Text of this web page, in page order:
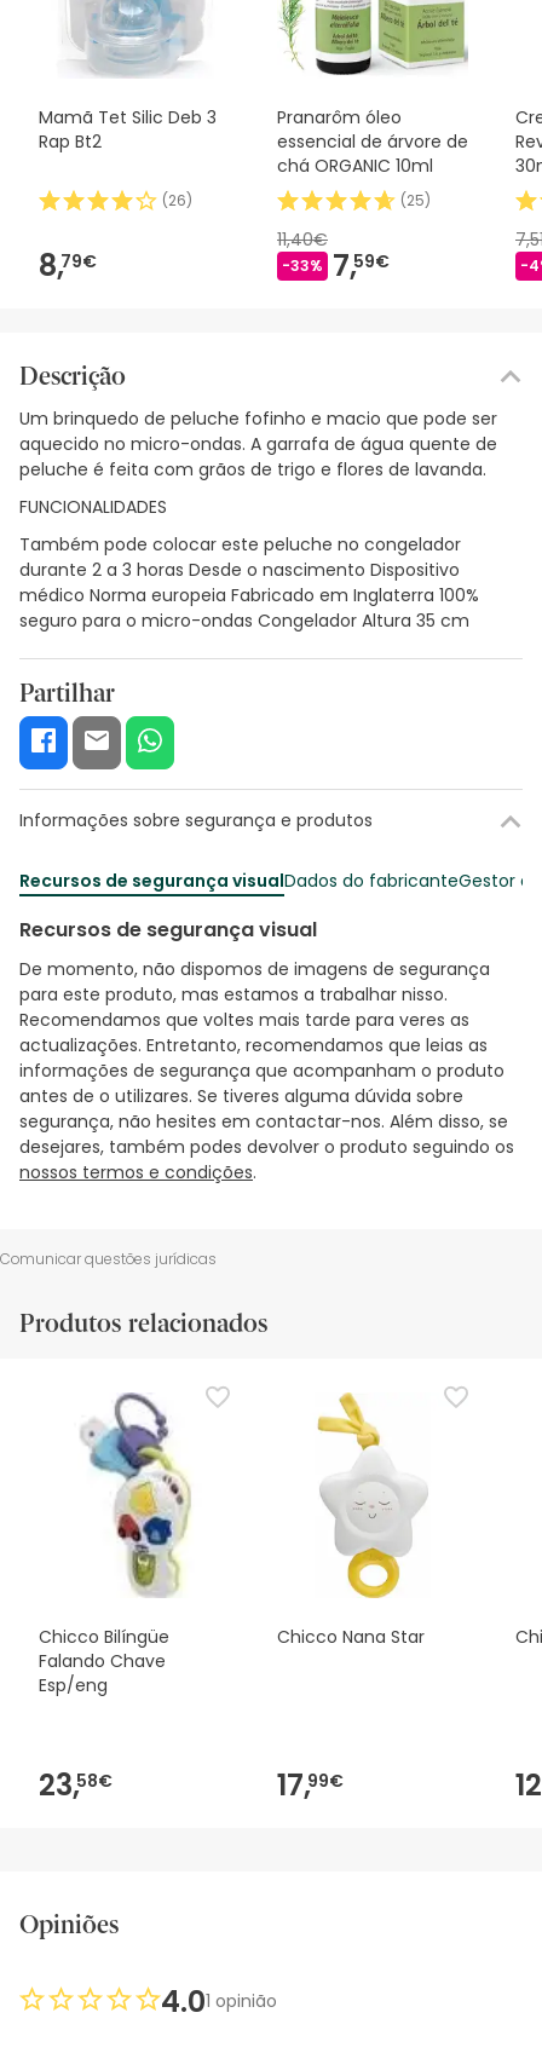
Mamã Tet Silic Deb 3
Rap Bt2
(26)
8,79€
Pranarôm óleo
essencial de árvore de
chá ORGANIC 10ml
(25)
11,40€
-33% 7,59€ -
Descrição
Um brinquedo de peluche fofinho e macio que pode ser
aquecido no micro-ondas. A garrafa de água quente de
peluche é feita com grãos de trigo e flores de lavanda.
FUNCIONALIDADES
Também pode colocar este peluche no congelador
durante 2 a 3 horas Desde o nascimento Dispositivo
médico Norma europeia Fabricado em Inglaterra 100%
seguro para o micro-ondas Congelador Altura 35 cm
Partilhar
Informações sobre segurança e produtos
Recursos de segurança visualDados do fabricanteGestor
Recursos de segurança visual
De momento, não dispomos de imagens de segurança
para este produto, mas estamos a trabalhar nisso.
Recomendamos que voltes mais tarde para veres as
actualizações. Entretanto, recomendamos que leias as
informações de segurança que acompanham o produto
antes de o utilizares. Se tiveres alguma dúvida sobre
segurança, não hesites em contactar-nos. Além disso, se
desejares, também podes devolver o produto seguindo os
nossos termos e condições.
Comunicar questões jurídicas
Produtos relacionados
Chicco Bilíngüe
Falando Chave
Esp/eng
23,58€
Chicco Nana Star
17,99€
Opiniões
4.01 opinião